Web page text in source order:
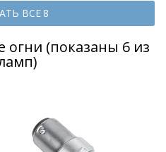
ВСЕ 8
огни (показаны 6 из